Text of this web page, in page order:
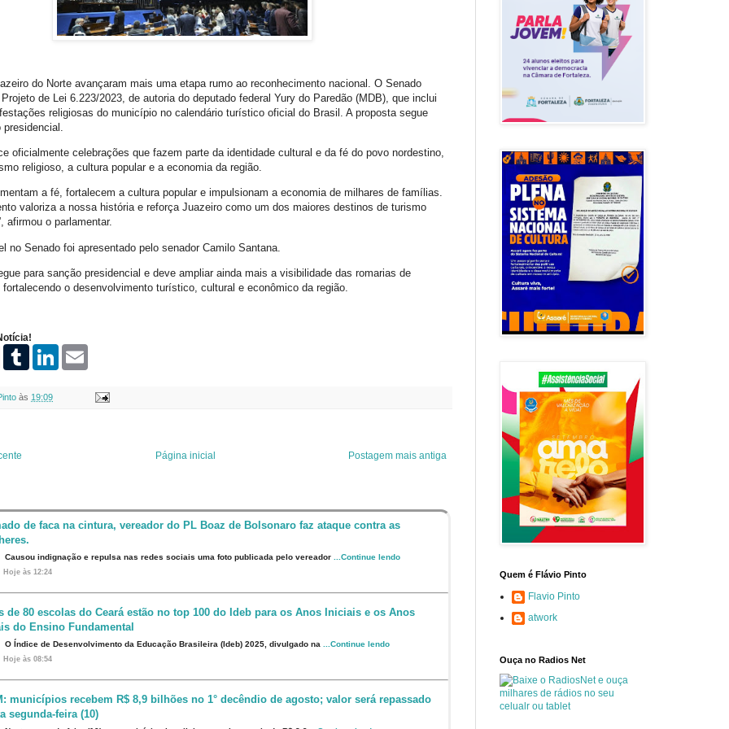
do Norte avançaram mais uma etapa rumo ao reconhecimento nacional. O Senado
de Lei 6.223/2023, de autoria do deputado federal Yury do Paredão (MDB), que inclui
religiosas do município no calendário turístico oficial do Brasil. A proposta segue
presidencial.
oficialmente celebrações que fazem parte da identidade cultural e da fé do povo nordestino,
religioso, a cultura popular e a economia da região.
a fé, fortalecem a cultura popular e impulsionam a economia de milhares de famílias.
valoriza a nossa história e reforça Juazeiro como um dos maiores destinos de turismo
afirmou o parlamentar.
no Senado foi apresentado pelo senador Camilo Santana.
para sanção presidencial e deve ampliar ainda mais a visibilidade das romarias de
o desenvolvimento turístico, cultural e econômico da região.
P
e
t
T
l
L
às 19:09
Postagem mais antiga
Página inicial
de faca na cintura, vereador do PL Boaz de Bolsonaro faz ataque contra as
Causou indignação e repulsa nas redes sociais uma foto publicada pelo vereador ...Continue lendo
Hoje às 12:24
de 80 escolas do Ceará estão no top 100 do Ideb para os Anos Iniciais e os Anos
do Ensino Fundamental
O Índice de Desenvolvimento da Educação Brasileira (Ideb) 2025, divulgado na ...Continue lendo
Hoje às 08:54
municípios recebem R$ 8,9 bilhões no 1° decêndio de agosto; valor será repassado
segunda-feira (10)
Quem é Flávio Pinto
Flavio Pinto
atwork
Ouça no Radios Net